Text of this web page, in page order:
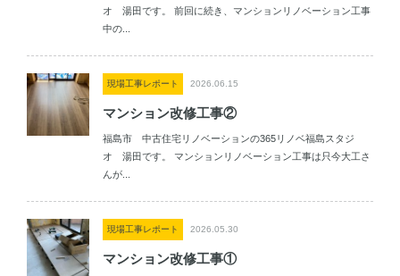
オ 湯田です。 前回に続き、マンションリノベーション工事
中の...
現場工事レポート 2026.06.15
マンション改修工事②
福島市 中古住宅リノベーションの365リノベ福島スタジ
オ 湯田です。 マンションリノベーション工事は只今大工さ
んが...
現場工事レポート 2026.05.30
マンション改修工事①